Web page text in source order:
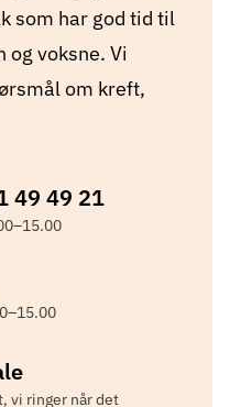
som har god tid til
og voksne. Vi
om kreft,
49 49 21
vi ringer når det